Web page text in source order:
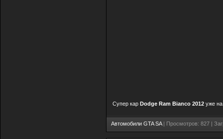
Супер кар Dodge Ram Bianco 2012 уже
Автомобили GTA SA| Просмотров: 827 |